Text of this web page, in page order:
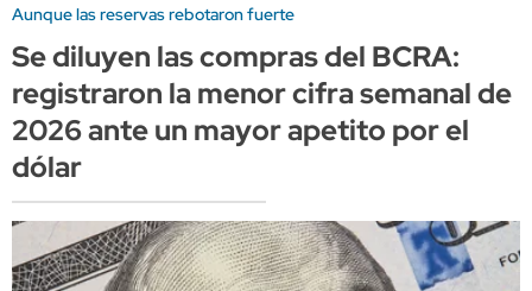
Aunque las reservas rebotaron fuerte
Se diluyen las compras del BCRA:
registraron la menor cifra semanal de
2026 ante un mayor apetito por el
dólar